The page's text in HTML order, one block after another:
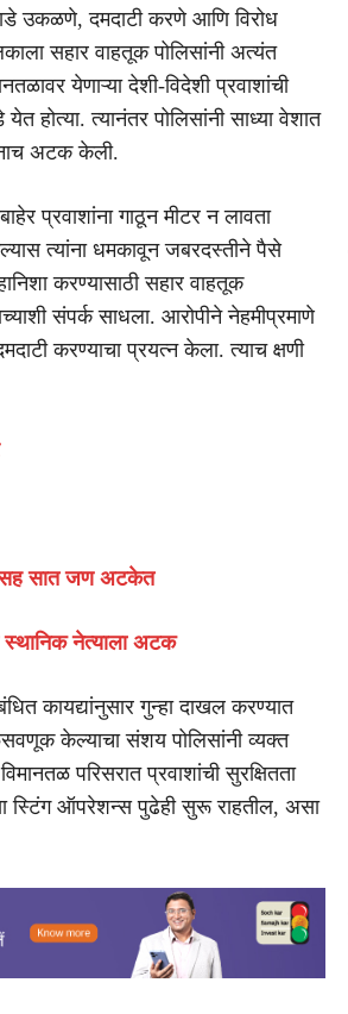
उकळणे, दमदाटी करणे आणि विरोध
सहार वाहतूक पोलिसांनी अत्यंत
येणाऱ्या देशी-विदेशी प्रवाशांची
होत्या. त्यानंतर पोलिसांनी साध्या वेशात
अटक केली.
प्रवाशांना गाठून मीटर न लावता
त्यांना धमकावून जबरदस्तीने पैसे
करण्यासाठी सहार वाहतूक
संपर्क साधला. आरोपीने नेहमीप्रमाणे
करण्याचा प्रयत्न केला. त्याच क्षणी
सात जण अटकेत
स्थानिक नेत्याला अटक
कायद्यांनुसार गुन्हा दाखल करण्यात
केल्याचा संशय पोलिसांनी व्यक्त
परिसरात प्रवाशांची सुरक्षितता
स्टिंग ऑपरेशन्स पुढेही सुरू राहतील, असा